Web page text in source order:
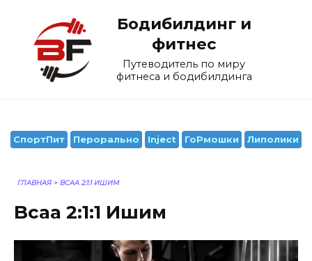
содержанию
Бодибилдинг и
фитнес
Путеводитель по миру
фитнеса и бодибилдинга
СпортПит Перорально Inject ГоРмошки Липолики
ГЛАВНАЯ > BCAA 2:1:1 ИШИМ
Bcaa 2:1:1 Ишим